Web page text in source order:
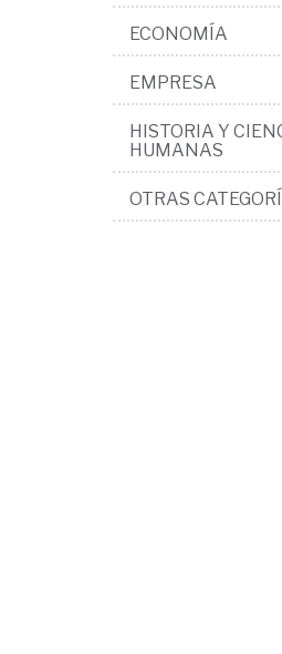
ECONOMÍA
EMPRESA
HISTORIA Y
HUMANAS
OTRAS